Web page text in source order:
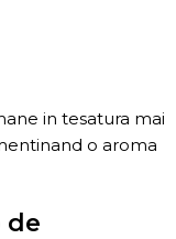
in tesatura mai
o aroma
de